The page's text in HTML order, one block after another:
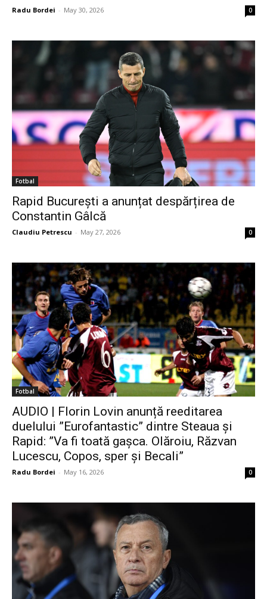
Radu Bordei - May 30, 2026 0
Fotbal
Rapid București a anunțat despărțirea de
Constantin Gâlcă
Claudiu Petrescu - May 27, 2026 0
Fotbal
AUDIO | Florin Lovin anunță reeditarea
duelului ”Eurofantastic” dintre Steaua și
Rapid: ”Va fi toată gașca. Olăroiu, Răzvan
Lucescu, Copos, sper și Becali”
Radu Bordei - May 16, 2026 0